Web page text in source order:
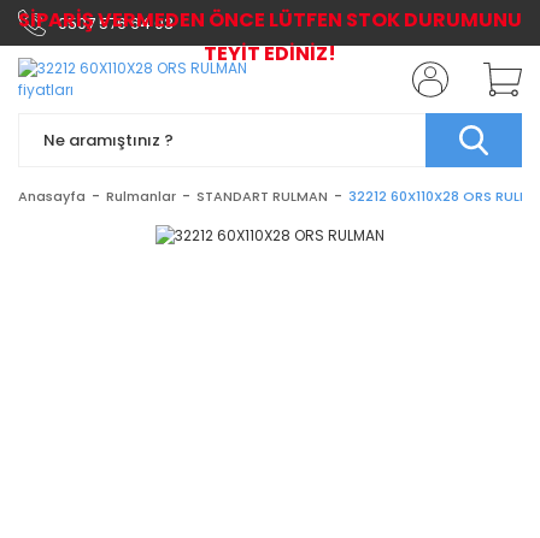
0507 576 64 03
Anasayfa Rulmanlar STANDART RULMAN 32212 60X110X28 ORS
SİPARİŞ VERMEDEN ÖNCE LÜTFEN STOK DURUMUNU
TEYİT EDİNİZ!